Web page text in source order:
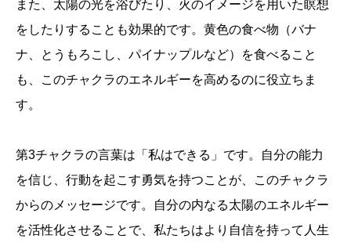
また、太陽の光を浴びたり、火のイメージを用いた瞑想
をしたりすることも効果的です。黄色の食べ物（バナ
ナ、とうもろこし、パイナップルなど）を食べること
も、このチャクラのエネルギーを高めるのに役立ちま
す。
第3チャクラの言葉は「私はできる」です。自分の能力
を信じ、行動を起こす勇気を持つことが、このチャクラ
からのメッセージです。自分の内なる太陽のエネルギー
を活性化させることで、私たちはより自信を持って人生